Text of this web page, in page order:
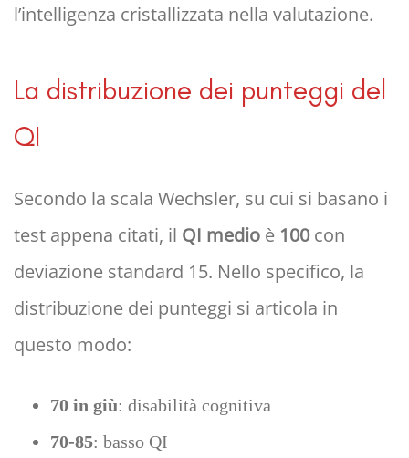
l’intelligenza cristallizzata nella valutazione.
La distribuzione dei punteggi del
QI
Secondo la scala Wechsler, su cui si basano i
test appena citati, il QI medio è 100con
deviazione standard 15. Nello specifico, la
distribuzione dei punteggi si articola in
questo modo:
70 in giù: disabilità cognitiva
70-85: basso QI